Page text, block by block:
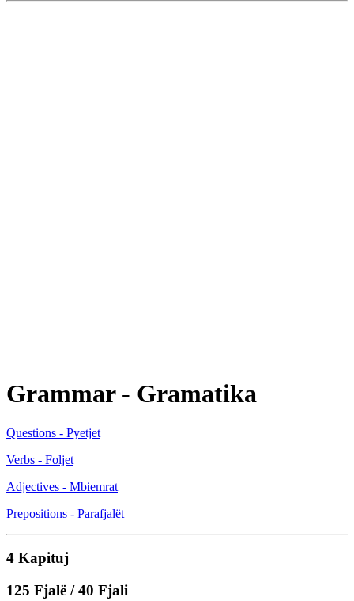
Grammar - Gramatika
Questions - Pyetjet
Verbs - Foljet
Adjectives - Mbiemrat
Prepositions - Parafjalët
4 Kapituj
125 Fjalë / 40 Fjali